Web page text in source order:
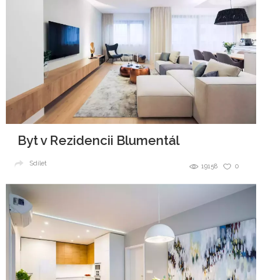
Byt v Rezidencii Blumentál
0
19158
Sdílet